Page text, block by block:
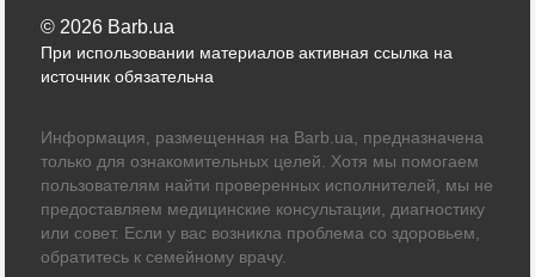
© 2026 Barb.ua
При использовании материалов активная ссылка на
источник обязательна
Информация, размещенная на Barb.ua, предназначена
только для ознакомительных целей. Хотя мы помогаем
пользователям найти проверенных исполнителей, мы не
предоставляем медицинские консультации, диагностику
или совет. Если у вас возникла проблема со здоровьем,
обратитесь к семейному врачу.